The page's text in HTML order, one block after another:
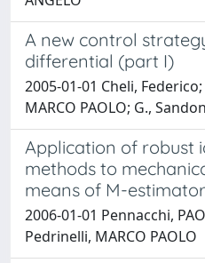
A new control
differential (part I)
2005-01-01 Cheli,
MARCO PAOLO; G.,
Application of robust
methods to
means of M-
2006-01-01 Pennacchi,
Pedrinelli, MARCO PAOLO